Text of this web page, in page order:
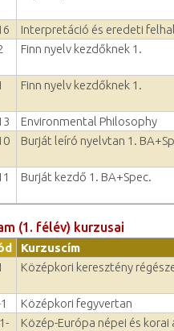
Interpretáció és eredeti
Finn nyelv kezdőknek 1.
Finn nyelv kezdőknek 1.
Environmental Philosophy
Burját leíró nyelvtan 1.
Burját kezdő 1. BA+Spec.
(1. félév) kurzusai
Kurzuscím
Középkori keresztény
Középkori fegyvertan
Közép-Európa népei és